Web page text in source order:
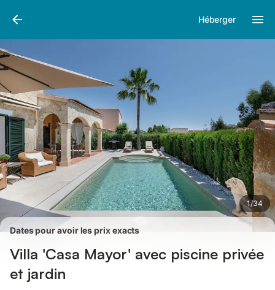
Héberger
1/34
Photos
Dates pour avoir les prix exacts
Villa 'Casa Mayor' avec piscine privée
et jardin